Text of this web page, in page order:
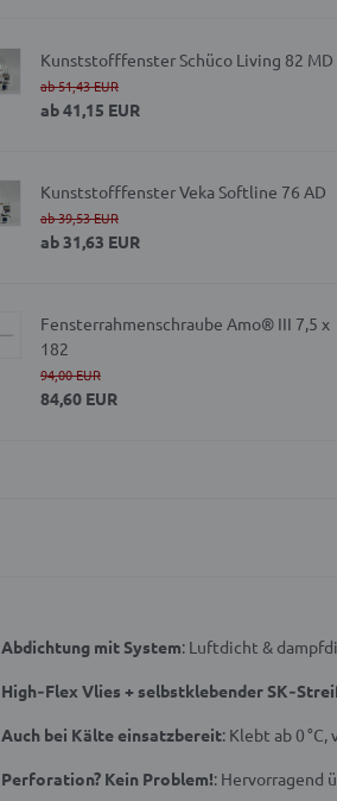
Kunststofffenster Schüco Living 82 MD
ab51,43 EUR
ab41,15 EUR
Kunststofffenster Veka Softline 76 AD
ab39,53 EUR
ab31,63 EUR
Fensterrahmenschraube Amo® III 7,5 x
182
94,00 EUR
84,60 EUR
Abdichtung mit System: Luftdicht &
High‑Flex Vlies + selbstklebender
Auch bei Kälte einsatzbereit: Klebt ab 0
Perforation? Kein Problem!: Hervorragend